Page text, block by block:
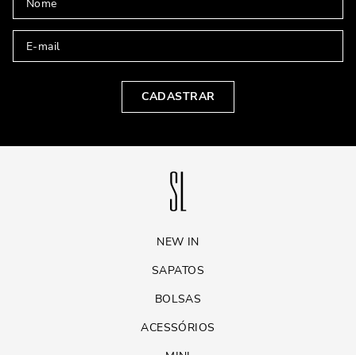
CADASTRAR
NEW IN
SAPATOS
BOLSAS
ACESSÓRIOS